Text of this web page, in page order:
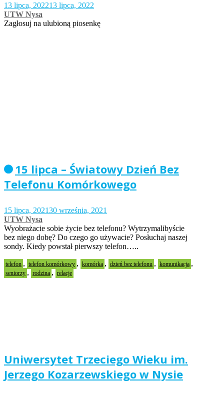
13 lipca, 202213 lipca, 2022
UTW Nysa
Zagłosuj na ulubioną piosenkę
15 lipca – Światowy Dzień Bez
Telefonu Komórkowego
15 lipca, 202130 września, 2021
UTW Nysa
Wyobrażacie sobie życie bez telefonu? Wytrzymalibyście
bez niego dobę? Do czego go używacie? Posłuchaj naszej
sondy. Kiedy powstał pierwszy telefon…..
telefon , telefon komórkowy , komórka , dzień bez telefonu , komunikacja ,
seniorzy , rodzina , relacje
Uniwersytet Trzeciego Wieku im.
Jerzego Kozarzewskiego w Nysie